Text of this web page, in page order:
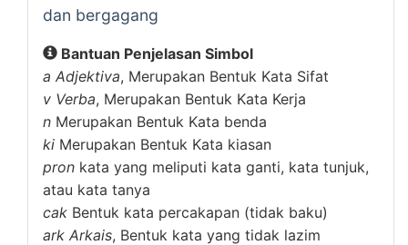
dan bergagang
Bantuan Penjelasan Simbol
a Adjektiva, Merupakan Bentuk Kata Sifat
v Verba, Merupakan Bentuk Kata Kerja
n Merupakan Bentuk Kata benda
ki Merupakan Bentuk Kata kiasan
pron kata yang meliputi kata ganti, kata tunjuk,
atau kata tanya
cak Bentuk kata percakapan (tidak baku)
ark Arkais, Bentuk kata yang tidak lazim